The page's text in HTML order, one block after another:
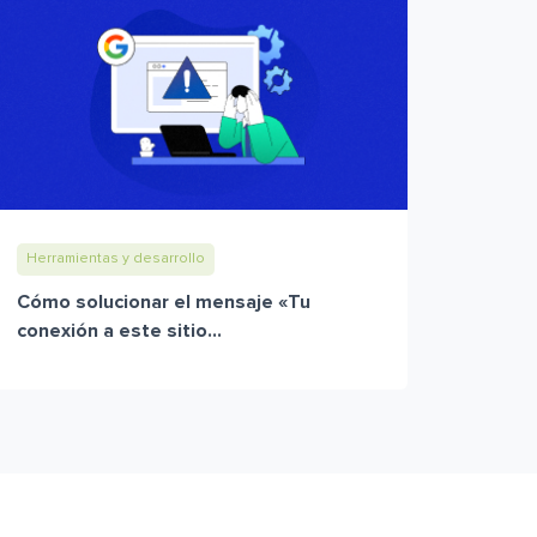
Herramientas y desarrollo
Cómo solucionar el mensaje «Tu
conexión a este sitio...